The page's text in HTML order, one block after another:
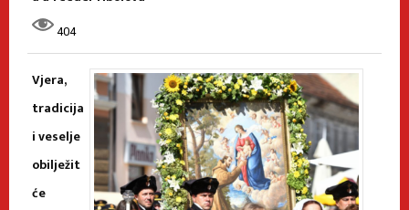
404
Vjera,
tradicija
i veselje
obilježit
će